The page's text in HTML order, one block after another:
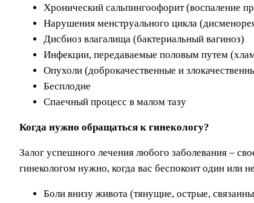
Хронический сальпингоофорит (воспаление
Нарушения менструального цикла
Дисбиоз влагалища (бактериальный вагиноз)
Инфекции, передаваемые половым путем
Опухоли (доброкачественные и
Бесплодие
Спаечный процесс в малом тазу
Когда нужно обращаться к гинекологу?
Залог успешного лечения любого заболевания –
гинекологом нужно, когда вас беспокоит один или
Боли внизу живота (тянущие, острые,